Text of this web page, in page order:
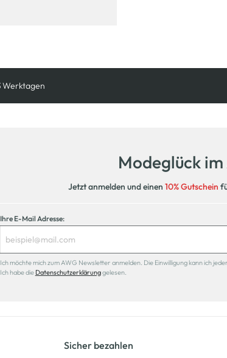
Modeglück
Jetzt anmelden und einen 10% Gutschein
Ihre E-Mail Adresse:
Ich möchte mich zum AWG Newsletter anmelden. Die Einwilligung kann ich
Ich habe die Datenschutzerklärunggelesen.
Sicher bezahlen